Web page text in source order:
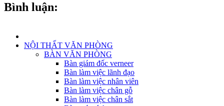
Bình luận:
NỘI THẤT VĂN PHÒNG
BÀN VĂN PHÒNG
Bàn giám đốc verneer
Bàn làm việc lãnh đạo
Bàn làm việc nhân viên
Bàn làm việc chân gỗ
Bàn làm việc chân sắt